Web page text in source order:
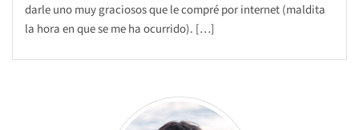
darle uno muy graciosos que le compré por internet (maldita
la hora en que se me ha ocurrido). […]